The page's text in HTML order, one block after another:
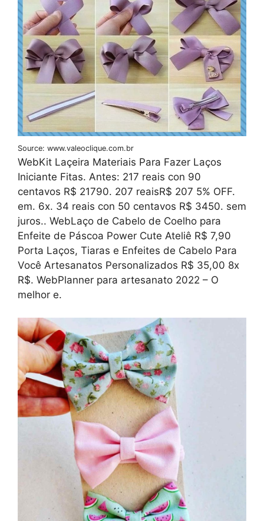
Source: www.valeoclique.com.br
WebKit Laçeira Materiais Para Fazer Laços
Iniciante Fitas. Antes: 217 reais con 90
centavos R$ 21790. 207 reaisR$ 207 5% OFF.
em. 6x. 34 reais con 50 centavos R$ 3450. sem
juros.. WebLaço de Cabelo de Coelho para
Enfeite de Páscoa Power Cute Ateliê R$ 7,90
Porta Laços, Tiaras e Enfeites de Cabelo Para
Você Artesanatos Personalizados R$ 35,00 8x
R$. WebPlanner para artesanato 2022 – O
melhor e.